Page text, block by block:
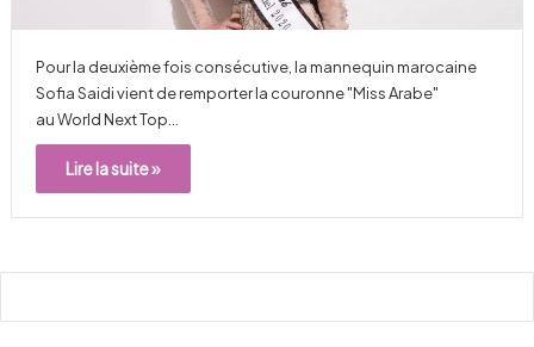
Pour la deuxième fois consécutive, la mannequin marocaine
Sofia Saidi vient de remporter la couronne "Miss Arabe"
au World Next Top…
Lire la suite »